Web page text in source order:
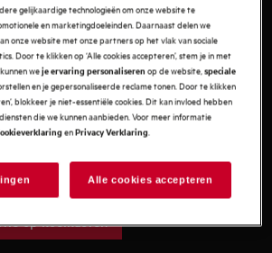
op koelkasten
gelijkaardige technologieën om onze website te
en marketingdoeleinden. Daarnaast delen we
onze website met onze partners op het vlak van sociale
Door te klikken op ‘Alle cookies accepteren’, stem je in met
weje ervaring personaliseren op de website,speciale
en je gepersonaliseerde reclame tonen. Door te klikken
blokkeer je niet-essentiële cookies. Dit kan invloed hebben
die we kunnen aanbieden. Voor meer informatie
enPrivacy Verklaring
Alle cookies accepteren